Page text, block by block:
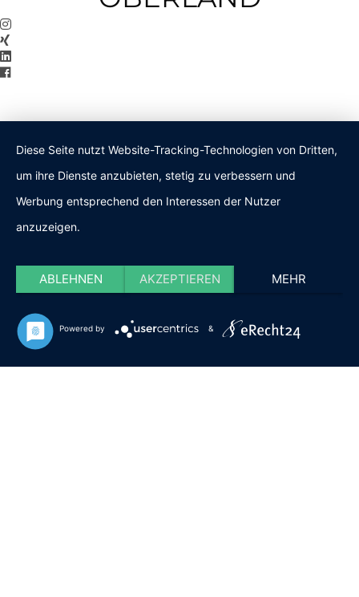
Diese Seite nutzt Website-Tracking-Technologien von Dritten,
um ihre Dienste anzubieten, stetig zu verbessern und
Werbung entsprechend den Interessen der Nutzer
anzuzeigen.
ABLEHNEN AKZEPTIEREN MEHR
Powered by &